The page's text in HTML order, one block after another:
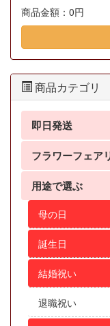
商品金額： 0円
商品カテゴリ
即日発送
フラワーフェア
用途で選ぶ
母の日
誕生日
結婚祝い
退職祝い